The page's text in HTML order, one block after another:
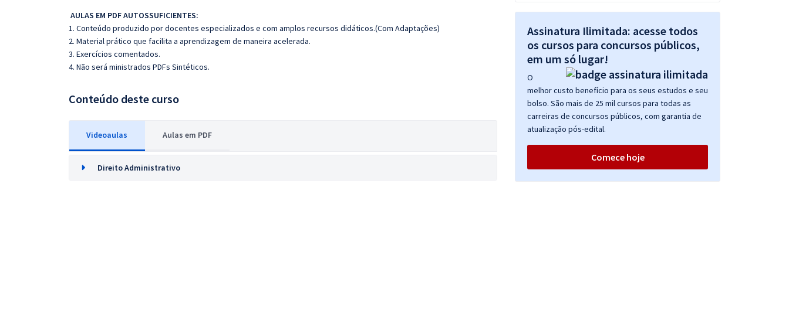
AULAS EM PDF AUTOSSUFICIENTES:
1. Conteúdo produzido por docentes especializados e com amplos recursos didáticos.(Com Adaptações)
2. Material prático que facilita a aprendizagem de maneira acelerada.
3. Exercícios comentados.
4. Não será ministrados PDFs Sintéticos.
Conteúdo deste curso
Videoaulas Aulas em PDF
Direito Administrativo
Assinatura Ilimitada: acesse todos
os cursos para concursos públicos,
em um só lugar!
O
melhor custo benefício para os seus estudos e seu
bolso. São mais de 25 mil cursos para todas as
carreiras de concursos públicos, com garantia de
atualização pós-edital.
Comece hoje